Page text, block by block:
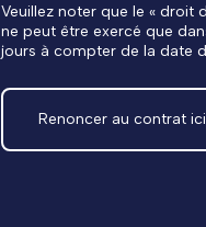
Veuillez noter que le « droit
ne peut être exercé que
jours à compter de la date
Renoncer au contrat ici